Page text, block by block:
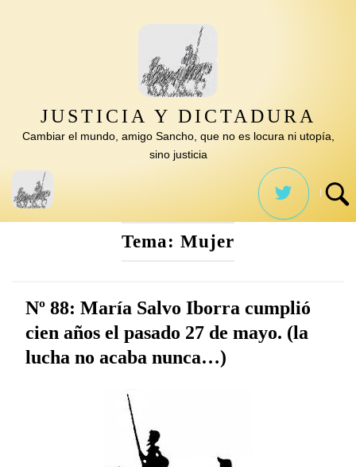
JUSTICIA Y DICTADURA
Cambiar el mundo, amigo Sancho, que no es locura ni utopía,
sino justicia
Tema: Mujer
Nº 88: María Salvo Iborra cumplió
cien años el pasado 27 de mayo. (la
lucha no acaba nunca…)